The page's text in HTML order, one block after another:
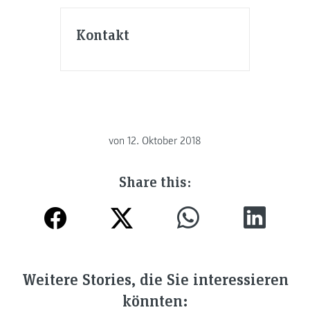
Kontakt
von 12. Oktober 2018
Share this:
Weitere Stories, die Sie interessieren
könnten: